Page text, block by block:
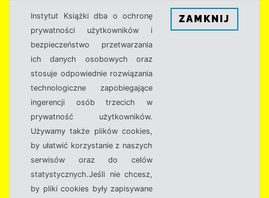
Instytut Książki dba o ochronę
prywatności użytkowników i
bezpieczeństwo przetwarzania
ich danych osobowych oraz
stosuje odpowiednie rozwiązania
technologiczne zapobiegające
ingerencji osób trzecich w
prywatność użytkowników.
Używamy także plików cookies,
by ułatwić korzystanie z naszych
serwisów oraz do celów
statystycznych.Jeśli nie chcesz,
by pliki cookies były zapisywane
ZAMKNIJ